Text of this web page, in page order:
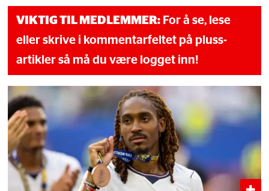
VIKTIG TIL MEDLEMMER: For å se, lese
eller skrive i kommentarfeltet på pluss-
artikler så må du være logget inn!